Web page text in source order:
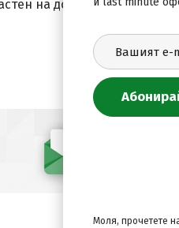
на доп. легло
Моля, прочетете